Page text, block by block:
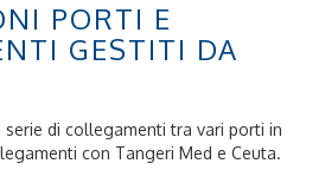
PORTI E
GESTITI DA
serie di collegamenti tra vari porti in
con Tangeri Med e Ceuta.